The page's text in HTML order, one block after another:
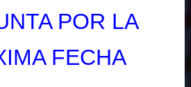
POR LA
FECHA